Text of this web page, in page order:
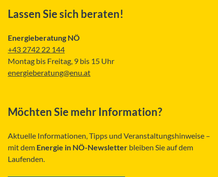
Lassen Sie sich beraten!
Energieberatung NÖ
+43 2742 22 144
Montag bis Freitag, 9 bis 15 Uhr
energieberatung@enu.at
Möchten Sie mehr Information?
Aktuelle Informationen, Tipps und Veranstaltungshinweise –
mit dem Energie in NÖ-Newsletter bleiben Sie auf dem
Laufenden.